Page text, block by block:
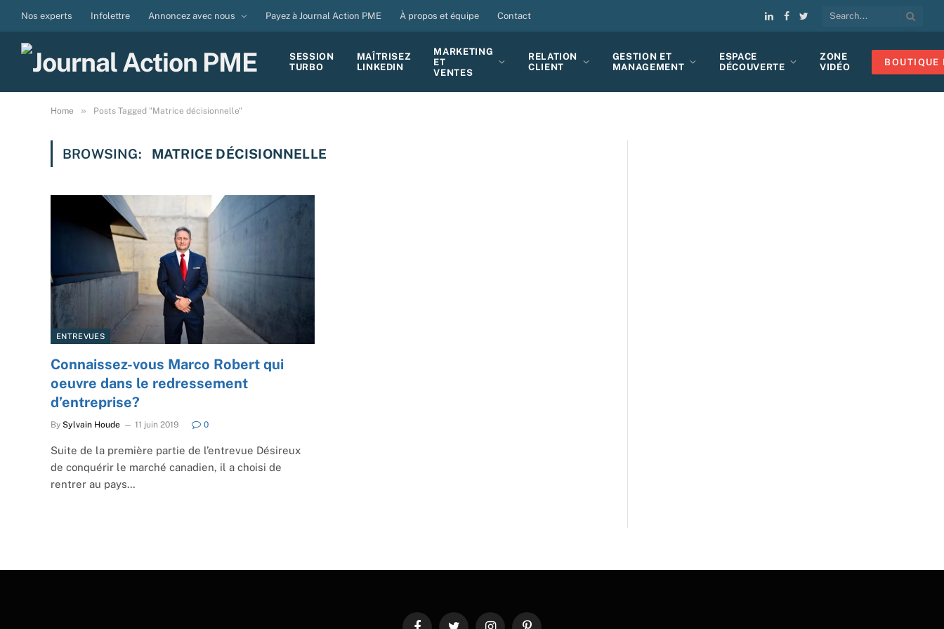
Nos experts Infolettre Annoncez avec nous Payez à Journal Action PME À propos et équipe Contact
LinkedIn
Facebook
Twitter
SESSION
TURBO
MAÎTRISEZ
LINKEDIN
MARKETING
ET
VENTES
RELATION
CLIENT
GESTION ET
MANAGEMENT
ESPACE
DÉCOUVERTE
ZONE
VIDÉO
BOUTIQUE
Home » Posts Tagged "Matrice décisionnelle"
BROWSING: MATRICE DÉCISIONNELLE
ENTREVUES
Connaissez-vous Marco Robert qui
oeuvre dans le redressement
d’entreprise?
By Sylvain Houde 11 juin 2019 0
Suite de la première partie de l’entrevue Désireux
de conquérir le marché canadien, il a choisi de
rentrer au pays…